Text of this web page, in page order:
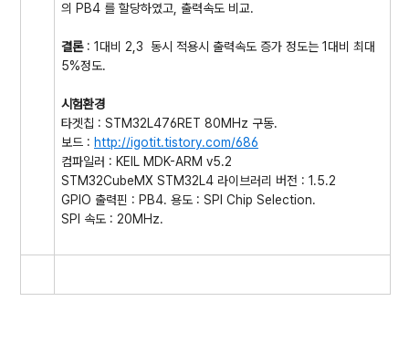
의 PB4 를 할당하였고, 출력속도 비교.
결론: 1대비 2,3 동시 적용시 출력속도 증가 정도는 1대비 최대
5%정도.
시험환경
타겟칩 : STM32L476RET 80MHz 구동.
보드 : http://igotit.tistory.com/686
컴파일러 : KEIL MDK-ARM v5.2
STM32CubeMX STM32L4 라이브러리 버전 : 1.5.2
GPIO 출력핀 : PB4. 용도 : SPI Chip Selection.
SPI 속도 : 20MHz.